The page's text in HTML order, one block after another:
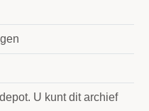
U kunt dit archief